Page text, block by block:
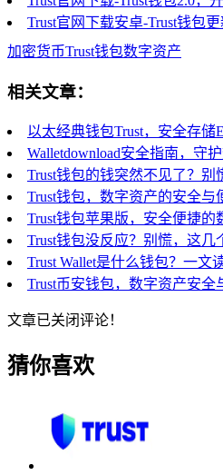
Trust官网下载安卓-Trust钱包
加密货币Trust钱包数字资产
相关文章：
以太经典钱包Trust，安全存储
Walletdownload安全指南，守
Trust钱包的钱突然不见了？
Trust钱包，数字资产的安全
Trust钱包苹果版，安全便捷的
Trust钱包没反应？别慌，这
Trust Wallet是什么钱包？一文
Trust币安钱包，数字资产安全
文章已关闭评论！
猜你喜欢